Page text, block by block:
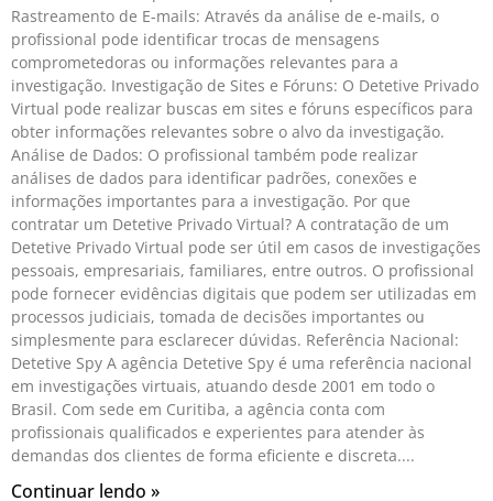
Rastreamento de E-mails: Através da análise de e-mails, o
profissional pode identificar trocas de mensagens
comprometedoras ou informações relevantes para a
investigação. Investigação de Sites e Fóruns: O Detetive Privado
Virtual pode realizar buscas em sites e fóruns específicos para
obter informações relevantes sobre o alvo da investigação.
Análise de Dados: O profissional também pode realizar
análises de dados para identificar padrões, conexões e
informações importantes para a investigação. Por que
contratar um Detetive Privado Virtual? A contratação de um
Detetive Privado Virtual pode ser útil em casos de investigações
pessoais, empresariais, familiares, entre outros. O profissional
pode fornecer evidências digitais que podem ser utilizadas em
processos judiciais, tomada de decisões importantes ou
simplesmente para esclarecer dúvidas. Referência Nacional:
Detetive Spy A agência Detetive Spy é uma referência nacional
em investigações virtuais, atuando desde 2001 em todo o
Brasil. Com sede em Curitiba, a agência conta com
profissionais qualificados e experientes para atender às
demandas dos clientes de forma eficiente e discreta.
Continuar lendo »